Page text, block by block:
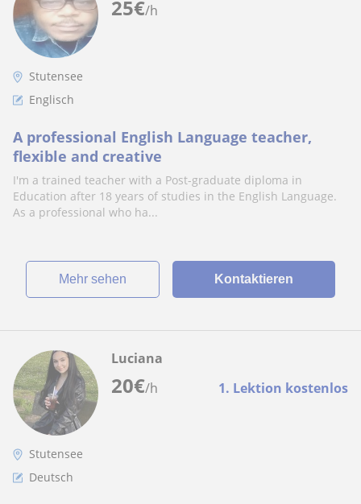
25€/h
Stutensee
Englisch
A professional English Language teacher,
flexible and creative
I'm a trained teacher with a Post-graduate diploma in
Education after 18 years of studies in the English Language.
As a professional who ha...
Mehr sehen Kontaktieren
20€/h 1. Lektion kostenlos
Luciana
Stutensee
Deutsch